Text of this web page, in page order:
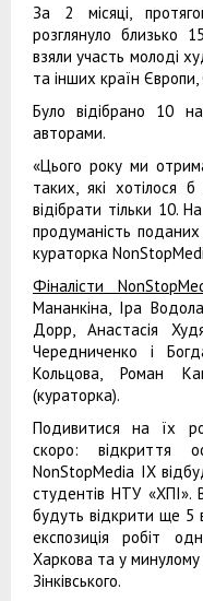
За 2 місяці,
розглянуло близько
взяли участь молоді
та інших країн
Було відібрано 10
авторами.
«Цього року ми
таких, які хотілося
відібрати тільки 10.
продуманість поданих
кураторка
Фіналісти
Мананкіна, Іра
Дорр, Анастасія
Чередниченко і
Кольцова, Роман
(кураторка).
Подивитися на їх
скоро: відкриття
NonStopMedia IX
студентів НТУ «ХПІ».
будуть відкрити ще 5
експозиція робіт
Харкова та у
Зінківського.